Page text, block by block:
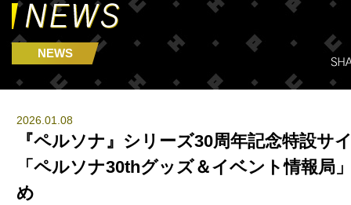
NEWS
2026.01.08
『ペルソナ』シリーズ30周年記念特設サ
「ペルソナ30thグッズ＆イベント情報局
め